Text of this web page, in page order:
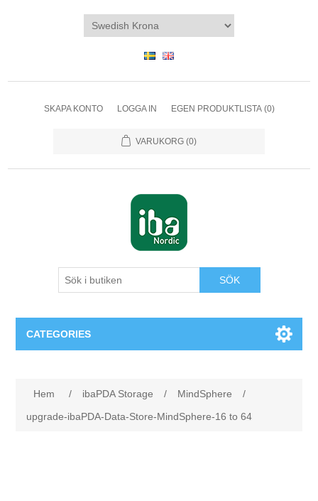
SKAPA KONTO LOGGA IN EGEN PRODUKTLISTA (0)
VARUKORG (0)
SÖK
CATEGORIES
Felsökning
Produkter
Hem / ibaPDA Storage / MindSphere
/
upgrade-ibaPDA-Data-Store-MindSphere-16 to 64